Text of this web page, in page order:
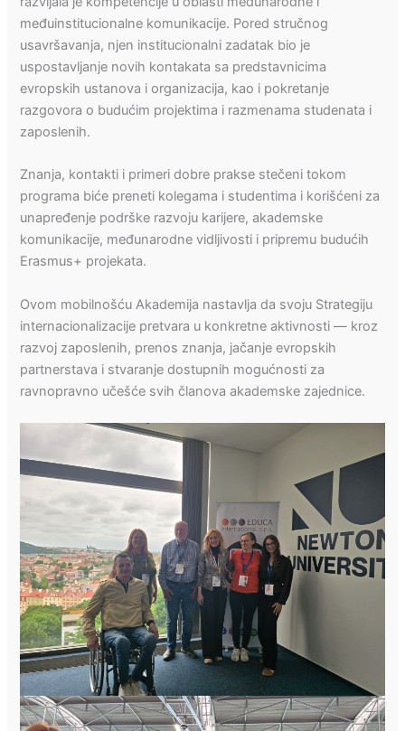
međuinstitucionalne komunikacije. Pored stručnog
usavršavanja, njen institucionalni zadatak bio je
uspostavljanje novih kontakata sa predstavnicima
evropskih ustanova i organizacija, kao i pokretanje
razgovora o budućim projektima i razmenama studenata i
zaposlenih.
Znanja, kontakti i primeri dobre prakse stečeni tokom
programa biće preneti kolegama i studentima i korišćeni za
unapređenje podrške razvoju karijere, akademske
komunikacije, međunarodne vidljivosti i pripremu budućih
Erasmus+ projekata.
Ovom mobilnošću Akademija nastavlja da svoju Strategiju
internacionalizacije pretvara u konkretne aktivnosti — kroz
razvoj zaposlenih, prenos znanja, jačanje evropskih
partnerstava i stvaranje dostupnih mogućnosti za
ravnopravno učešće svih članova akademske zajednice.